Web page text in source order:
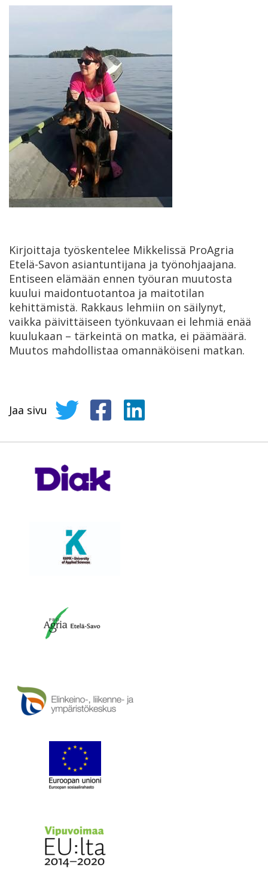
Kirjoittaja työskentelee Mikkelissä ProAgria
Etelä-Savon asiantuntijana ja työnohjaajana.
Entiseen elämään ennen työuran muutosta
kuului maidontuotantoa ja maitotilan
kehittämistä. Rakkaus lehmiin on säilynyt,
vaikka päivittäiseen työnkuvaan ei lehmiä enää
kuulukaan – tärkeintä on matka, ei päämäärä.
Muutos mahdollistaa omannäköiseni matkan.
Jaa sivu Jaa sivu Twitterissä
Jaa sivu Facebookissa
Jaa sivu LinkedInissä